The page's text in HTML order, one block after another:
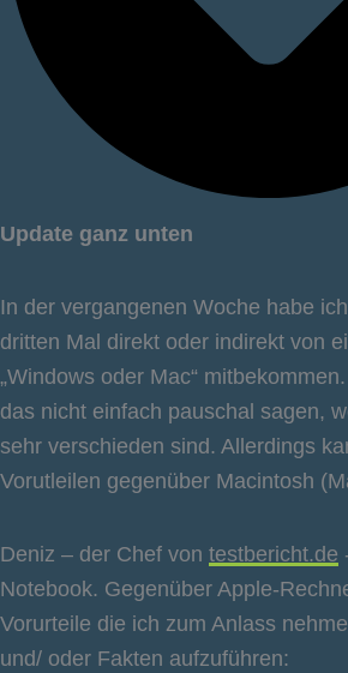
Update ganz unten
In der vergangenen Woche habe
dritten Mal direkt oder indirekt von
„Windows oder Mac“
das nicht einfach pauschal sagen,
sehr verschieden sind. Allerdings
Vorutleilen gegenüber Macintosh
Deniz – der Chef von testbericht.de
Notebook. Gegenüber Apple-
Vorurteile die ich zum Anlass
und/ oder Fakten aufzuführen: